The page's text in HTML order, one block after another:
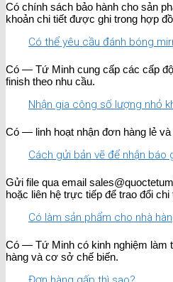
Có chính sách bảo hành cho sản
khoản chi tiết được ghi trong hợp
Có thể yêu cầu đánh bóng
Có — Tứ Minh cung cấp các cấp
finish theo nhu cầu.
Nhận gia công số lượng nhỏ
Có — linh hoạt nhận đơn hàng lẻ
Cách gửi bản vẽ để nhận báo
Gửi file qua email
hoặc liên hệ trực tiếp để trao đổi chi
Có làm sản phẩm cho nhà
Có — Tứ Minh có kinh nghiệm làm
hàng và cơ sở chế biến.